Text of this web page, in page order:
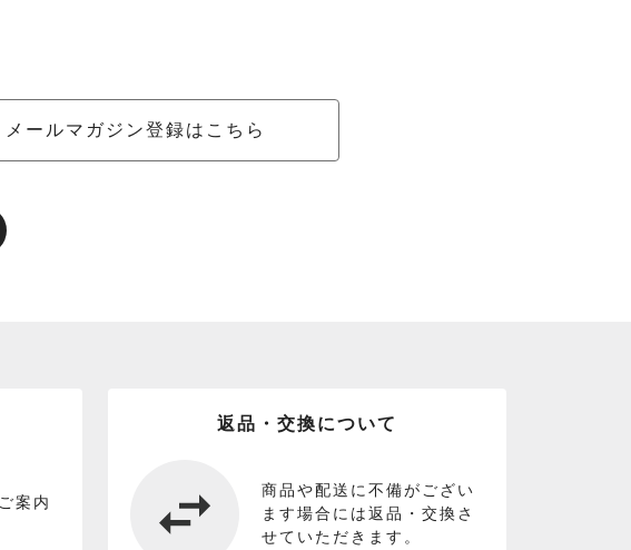
メールマガジン登録はこちら
案内
返品・交換について
商品や配送に不備がござい
ます場合には返品・交換さ
せていただきます。